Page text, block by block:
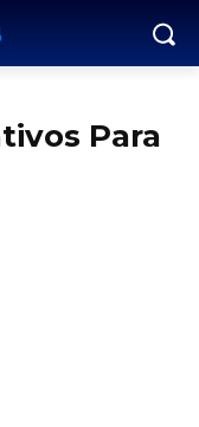
Para